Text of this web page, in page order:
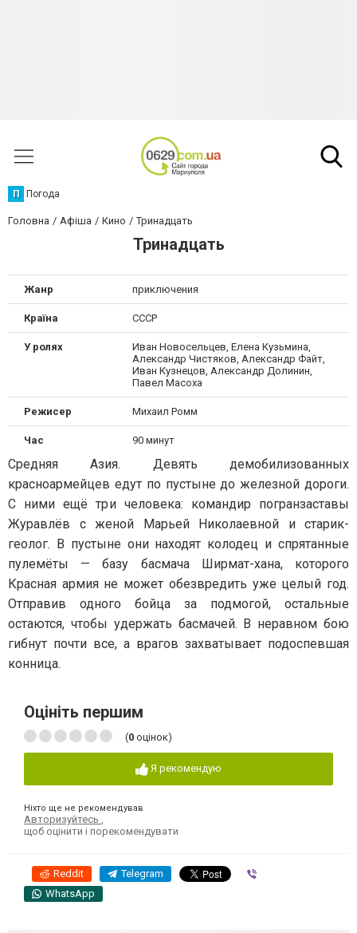
П Погода
Головна Афіша Кино Тринадцать
Тринадцать
Жанр приключения
Країна СССР
У ролях
Иван Новосельцев, Елена Кузьмина,
Александр Чистяков, Александр Файт,
Иван Кузнецов, Александр Долинин,
Павел Масоха
Режисер Михаил Ромм
Час 90 минут
Средняя Азия. Девять демобилизованных
красноармейцев едут по пустыне дожелезной дороги.
С ними ещё три человека: командир погранзаставы
Журавлёв с женой Марьей Николаевной и старик-
геолог. В пустыне они находят колодец и спрятанные
пулемёты — базу басмачаШирмат-хана, которого
Красная армия не может обезвредить уже целый год.
Отправив одного бойца за подмогой, остальные
остаются, чтобы удержать басмачей. В неравном бою
гибнут почти все, а врагов захватывает подоспевшая
конница.
Оцініть першим
(0 оцінок)
Я рекомендую
Ніхто ще не рекомендував
Авторизуйтесь
щоб оцінити і порекомендувати
Reddit Telegram
WhatsApp